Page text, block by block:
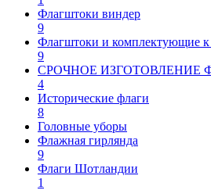
Флагштоки виндер
9
Флагштоки и комплектующие
9
СРОЧНОЕ ИЗГОТОВЛЕНИЕ
4
Исторические флаги
8
Головные уборы
Флажная гирлянда
9
Флаги Шотландии
1